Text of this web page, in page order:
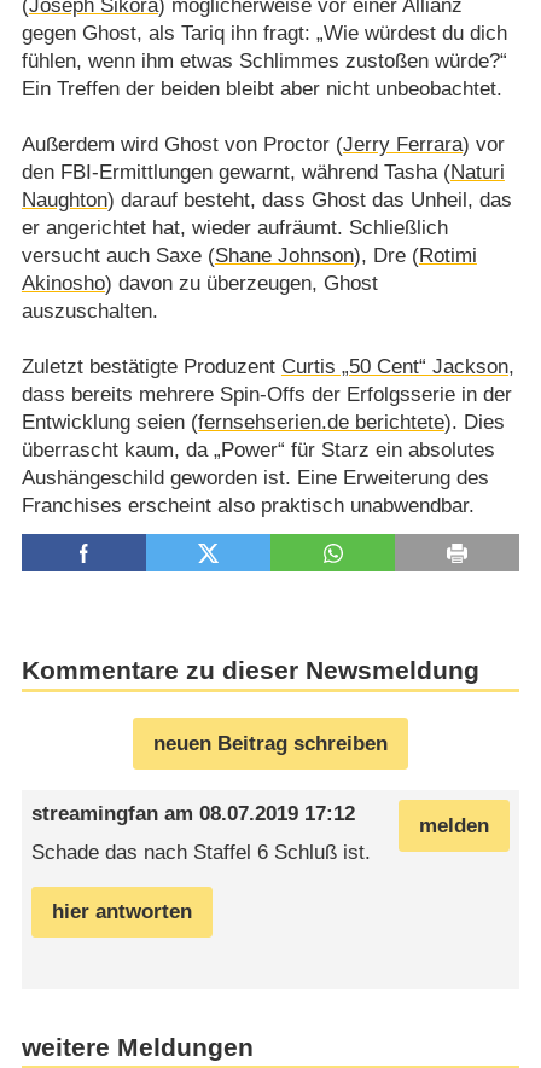
(Joseph Sikora) möglicherweise vor einer Allianz
gegen Ghost, als Tariq ihn fragt: „Wie würdest du dich
fühlen, wenn ihm etwas Schlimmes zustoßen würde?“
Ein Treffen der beiden bleibt aber nicht unbeobachtet.
Außerdem wird Ghost von Proctor (Jerry Ferrara) vor
den FBI-Ermittlungen gewarnt, während Tasha (Naturi
Naughton) darauf besteht, dass Ghost das Unheil, das
er angerichtet hat, wieder aufräumt. Schließlich
versucht auch Saxe (Shane Johnson), Dre (Rotimi
Akinosho) davon zu überzeugen, Ghost
auszuschalten.
Zuletzt bestätigte Produzent Curtis „50 Cent“ Jackson,
dass bereits mehrere Spin-Offs der Erfolgsserie in der
Entwicklung seien (fernsehserien.de berichtete). Dies
überrascht kaum, da „Power“ für Starz ein absolutes
Aushängeschild geworden ist. Eine Erweiterung des
Franchises erscheint also praktisch unabwendbar.
Kommentare zu dieser Newsmeldung
neuen Beitrag schreiben
melden
streamingfan am08.07.2019 17:12
Schade das nach Staffel 6 Schluß ist.
hier antworten
weitere Meldungen